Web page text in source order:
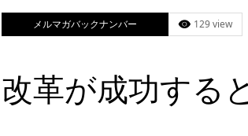
メルマガバックナンバー 129 view
改革が成功する